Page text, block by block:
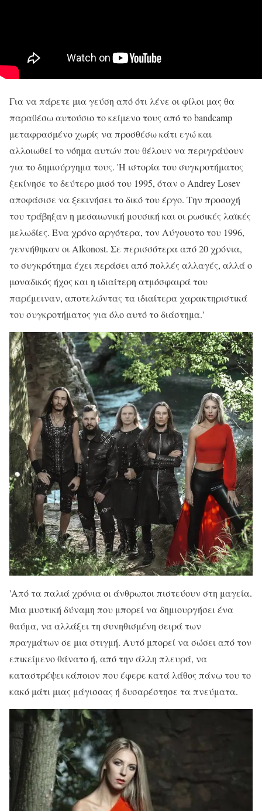
Για να πάρετε μια γεύση από ότι λένε οι φίλοι μας θα
παραθέσω αυτούσιο το κείμενο τους από το bandcamp
μεταφρασμένο χωρίς να προσθέσω κάτι εγώ και
αλλοιωθεί το νόημα αυτών που θέλουν να περιγράψουν
για το δημιούργημα τους. 'Η ιστορία του συγκροτήματος
ξεκίνησε το δεύτερο μισό του 1995, όταν ο Andrey Losev
αποφάσισε να ξεκινήσει το δικό του έργο. Την προσοχή
του τράβηξαν η μεσαιωνική μουσική και οι ρωσικές λαϊκές
μελωδίες. Ένα χρόνο αργότερα, τον Αύγουστο του 1996,
γεννήθηκαν οι Alkonost. Σε περισσότερα από 20 χρόνια,
το συγκρότημα έχει περάσει από πολλές αλλαγές, αλλά ο
μοναδικός ήχος και η ιδιαίτερη ατμόσφαιρά του
παρέμειναν, αποτελώντας τα ιδιαίτερα χαρακτηριστικά
του συγκροτήματος για όλο αυτό το διάστημα.'
'Από τα παλιά χρόνια οι άνθρωποι πιστεύουν στη μαγεία.
Μια μυστική δύναμη που μπορεί να δημιουργήσει ένα
θαύμα, να αλλάξει τη συνηθισμένη σειρά των
πραγμάτων σε μια στιγμή. Αυτό μπορεί να σώσει από τον
επικείμενο θάνατο ή, από την άλλη πλευρά, να
καταστρέψει κάποιον που έφερε κατά λάθος πάνω του το
κακό μάτι μιας μάγισσας ή δυσαρέστησε τα πνεύματα.